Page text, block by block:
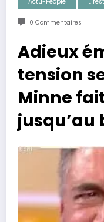
0 Commentaires
Adieux
tension
Minne
jusqu’au